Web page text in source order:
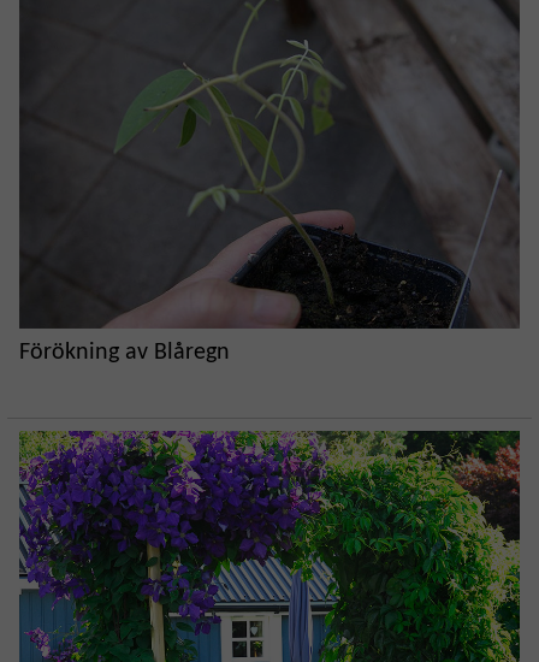
Förökning av Blåregn